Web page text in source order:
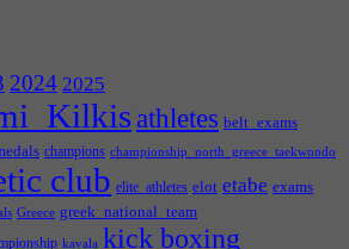
2024 2025
athletes belt_exams
champions championship_north_greece_taekwondo
club elite_athletes elot etabe exams
Greece greek_national_team
kavala kick boxing